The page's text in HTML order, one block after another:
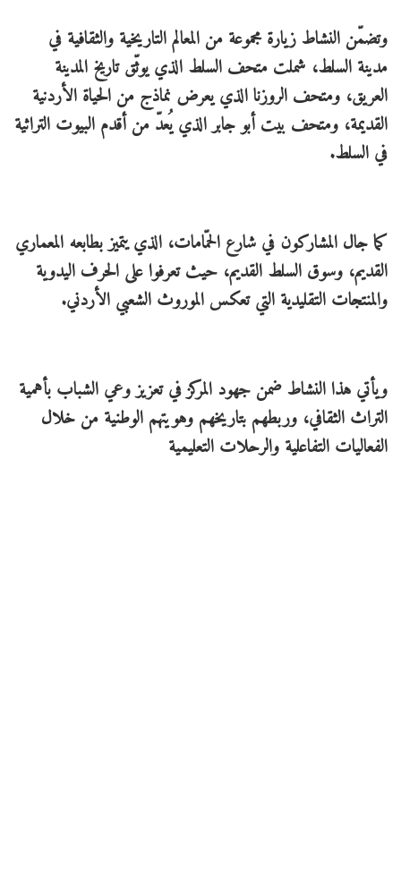
وتضمّن النشاط زيارة مجموعة من المعالم التاريخية والثقافية في
مدينة السلط، شملت متحف السلط الذي يوثّق تاريخ المدينة
العريق، ومتحف الروزنا الذي يعرض نماذج من الحياة الأردنية
القديمة، ومتحف بيت أبو جابر الذي يُعدّ من أقدم البيوت التراثية
في السلط.
كما جال المشاركون في شارع الحمّامات، الذي يتميز بطابعه المعماري
القديم، وسوق السلط القديم، حيث تعرفوا على الحرف اليدوية
والمنتجات التقليدية التي تعكس الموروث الشعبي الأردني.
ويأتي هذا النشاط ضمن جهود المركز في تعزيز وعي الشباب بأهمية
التراث الثقافي، وربطهم بتاريخهم وهويتهم الوطنية من خلال
الفعاليات التفاعلية والرحلات التعليمية